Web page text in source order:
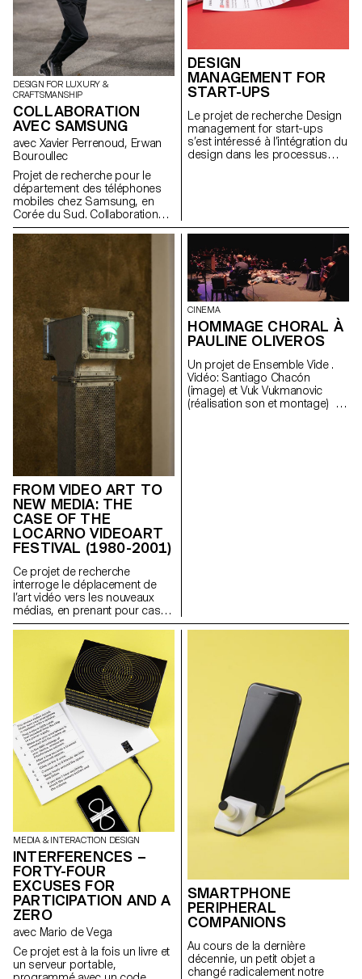
DESIGN FOR LUXURY &
CRAFTSMANSHIP
COLLABORATION
AVEC SAMSUNG
avec Xavier Perrenoud, Erwan
Bouroullec
Projet de recherche pour le
département des téléphones
mobiles chez Samsung, en
Corée du Sud. Collaboration
dirigée par Xavier Perrenoud et
sous la supervision d’Erwan
Bouroullec, et réalisées par les
étudiant.e.s du MAS in Design
for Luxury & Craftsmanship. Le
résultat a permis la réalisation
d’un catalogue d’idées et
d’inspirations destiné aux
équipes de la marque.
DESIGN
MANAGEMENT FOR
START-UPS
Le projet de recherche Design
management for start-ups
s’est intéressé à l’intégration du
design dans les processus
méthodologies pour favoriser
la collaboration entre designers
et entrepreneurs.
FROM VIDEO ART TO
NEW MEDIA: THE
CASE OF THE
LOCARNO VIDEOART
FESTIVAL (1980-2001)
Ce projet de recherche
interroge le déplacement de
l’art vidéo vers les nouveaux
médias, en prenant pour cas
d’étude une manifestation
importante mais peu étudiée, le
VideoArt Festival de Locarno
(1980-2001) constitue un
espace pionnier dans la
diffusion de l’art vidéo en
Europe et un lieu d’interrogation
des arts électroniques qui s’est
tenu annuellement de 1980 à
2001 au Monte Verità.
CINEMA
HOMMAGE CHORAL À
PAULINE OLIVEROS
Un projet de Ensemble Vide .
Vidéo: Santiago Chacón
(image) et Vuk Vukmanovic
(réalisation son et montage) -
MEDIA & INTERACTION DESIGN
INTERFERENCES –
FORTY-FOUR
EXCUSES FOR
PARTICIPATION AND A
ZERO
avec Mario de Vega
Ce projet est à la fois un livre et
un serveur portable,
SMARTPHONE
PERIPHERAL
COMPANIONS
Au cours de la dernière
décennie, un petit objet a
changé radicalement notre